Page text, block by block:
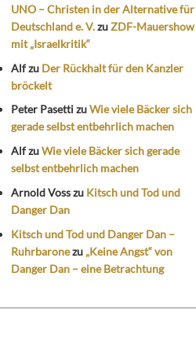
UNO – Christen in der Alternative für
Deutschland e. V.zuZDF-Mauershow
mit „Israelkritik“
Alfzu Der Rückhalt für den Kanzler
bröckelt
Peter PasettizuWie viele Bäcker sich
gerade selbst entbehrlich machen
AlfzuWie viele Bäcker sich gerade
selbst entbehrlich machen
Arnold Vosszu Kitsch und Tod und
Danger Dan
Kitsch und Tod und Danger Dan –
Ruhrbaronezu „Keine Angst“ von
Danger Dan – eine Betrachtung